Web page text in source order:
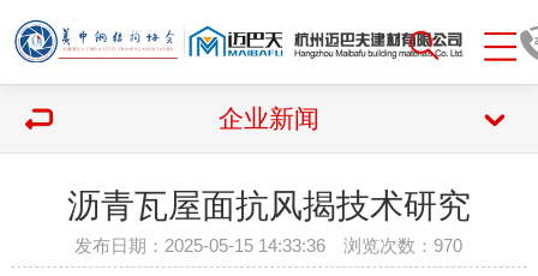
企业新闻
沥青瓦屋面抗风揭技术研究
发布日期：2025-05-15 14:33:36 浏览次数： 970